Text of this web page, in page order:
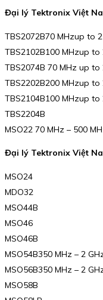
Đại lý Tektronix Việt
TBS2072B70 MHzup to
TBS2102B100 MHzup to
TBS2074B 70 MHz up to
TBS2202B200 MHzup to
TBS2104B100 MHzup to
TBS2204B
MSO22 70 MHz – 500
Đại lý Tektronix Việt
MSO24
MDO32
MSO44B
MSO46
MSO46B
MSO54B350 MHz – 2
MSO56B350 MHz – 2
MSO58B